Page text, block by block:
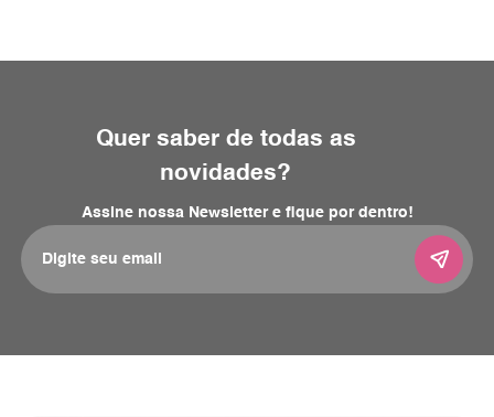
Quer saber de todas as
novidades?
Assine nossa Newsletter e fique por dentro!